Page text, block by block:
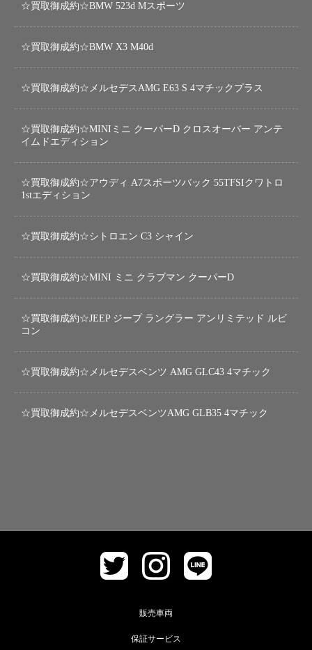
☆買取御成約☆BMW 523d Mスポーツ
☆買取御成約☆BMW X3 M40d
☆買取御成約☆メルセデスAMG E63 S 4マチックプラス
☆買取御成約☆MINIミニ クーパーD クロスオーバー アンテ
イムドエディション
☆買取御成約☆アウディ A7スポーツバック 55TFSIクワトロ
1stエディション
☆買取御成約☆シトロエン C3 シャイン
☆買取御成約☆MINI ミニ クラブマン クーパーD
☆買取御成約☆JEEP ジープ ラングラー アンリミテッド ルビ
コン
☆買取御成約☆メルセデスベンツ AMG GLC43 4マチック
☆買取御成約☆メルセデスベンツAMG GLB35 4マチック
販売車両
保証サービス